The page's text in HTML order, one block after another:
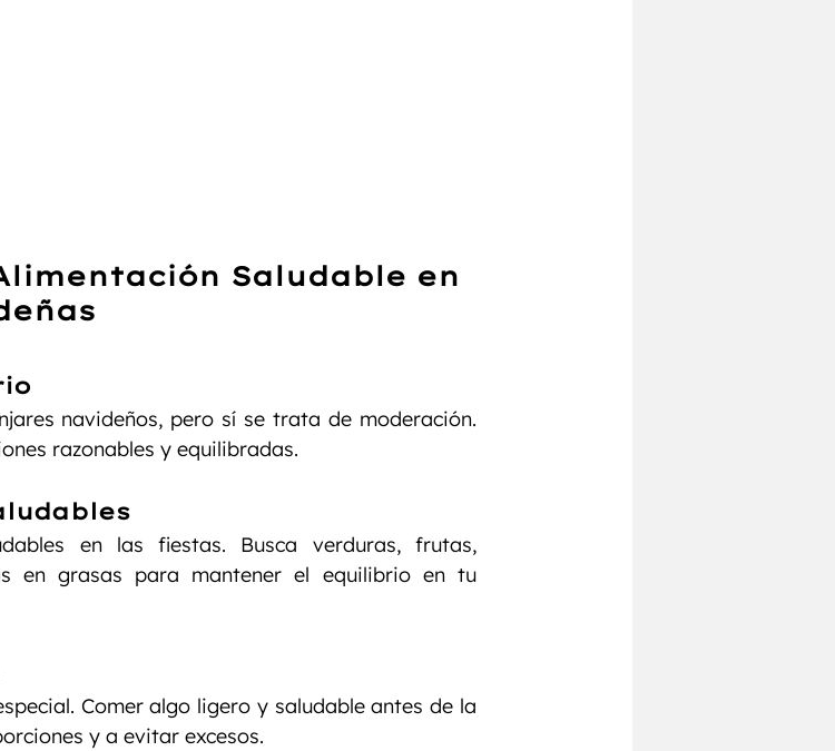
Saludable en
navideños, pero sí se trata de moderación.
razonables y equilibradas.
en las fiestas. Busca verduras, frutas,
en grasas para mantener el equilibrio en tu
Comer algo ligero y saludable antes de la
y a evitar excesos.